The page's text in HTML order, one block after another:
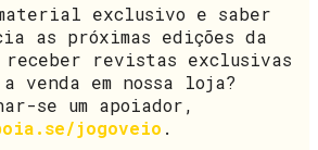
exclusivo e saber
as próximas edições da
receber revistas exclusivas
venda em nossa loja?
se um apoiador,
jogoveio .